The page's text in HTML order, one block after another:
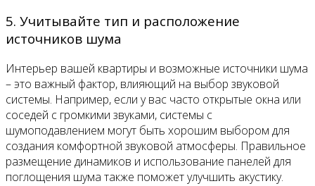
5. Учитывайте тип и расположение
источников шума
Интерьер вашей квартиры и возможные источники шума
– это важный фактор, влияющий на выбор звуковой
системы. Например, если у вас часто открытые окна или
соседей с громкими звуками, системы с
шумоподавлением могут быть хорошим выбором для
создания комфортной звуковой атмосферы. Правильное
размещение динамиков и использование панелей для
поглощения шума также поможет улучшить акустику.